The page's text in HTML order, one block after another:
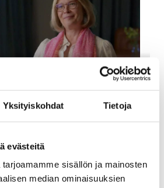
Yksityiskohdat Tietoja
evästeitä
sisällön ja mainosten
median ominaisuuksien